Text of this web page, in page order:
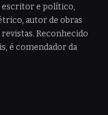
escritor e político,
autor de obras
Reconhecido
é comendador da